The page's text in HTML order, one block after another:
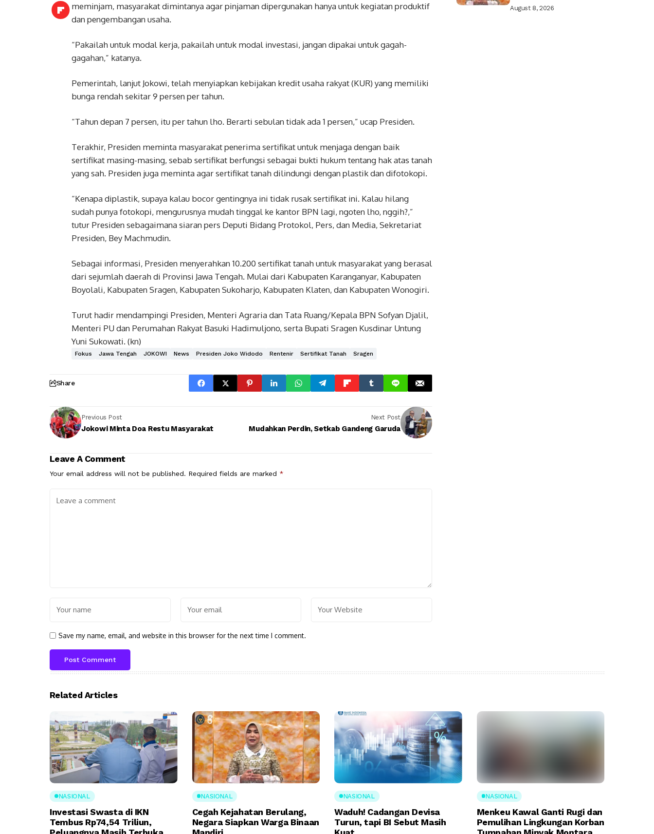
meminjam, masyarakat dimintanya agar pinjaman dipergunakan hanya untuk kegiatan produktif
dan pengembangan usaha.
“Pakailah untuk modal kerja, pakailah untuk modal investasi, jangan dipakai untuk gagah-
gagahan,” katanya.
Pemerintah, lanjut Jokowi, telah menyiapkan kebijakan kredit usaha rakyat (KUR) yang memiliki
bunga rendah sekitar 9 persen per tahun.
“Tahun depan 7 persen, itu per tahun lho. Berarti sebulan tidak ada 1 persen,” ucap Presiden.
Terakhir, Presiden meminta masyarakat penerima sertifikat untuk menjaga dengan baik
sertifikat masing-masing, sebab sertifikat berfungsi sebagai bukti hukum tentang hak atas tanah
yang sah. Presiden juga meminta agar sertifikat tanah dilindungi dengan plastik dan difotokopi.
“Kenapa diplastik, supaya kalau bocor gentingnya ini tidak rusak sertifikat ini. Kalau hilang
sudah punya fotokopi, mengurusnya mudah tinggal ke kantor BPN lagi, ngoten lho, nggih?,”
tutur Presiden sebagaimana siaran pers Deputi Bidang Protokol, Pers, dan Media, Sekretariat
Presiden, Bey Machmudin.
Sebagai informasi, Presiden menyerahkan 10.200 sertifikat tanah untuk masyarakat yang berasal
dari sejumlah daerah di Provinsi Jawa Tengah. Mulai dari Kabupaten Karanganyar, Kabupaten
Boyolali, Kabupaten Sragen, Kabupaten Sukoharjo, Kabupaten Klaten, dan Kabupaten Wonogiri.
Turut hadir mendampingi Presiden, Menteri Agraria dan Tata Ruang/Kepala BPN Sofyan Djalil,
Menteri PU dan Perumahan Rakyat Basuki Hadimuljono, serta Bupati Sragen Kusdinar Untung
Yuni Sukowati. (kn)
Fokus Jawa Tengah JOKOWI News Presiden Joko Widodo Rentenir Sertifikat Tanah Sragen
Share
Previous Post
Jokowi Minta Doa Restu Masyarakat
Next Post
Mudahkan Perdin, Setkab Gandeng Garuda
Leave A Comment
Your email address will not be published. Required fields are marked *
Save my name, email, and website in this browser for the next time I comment.
August 8, 2026
Related Articles
NASIONAL
Investasi Swasta di IKN
Tembus Rp74,54 Triliun,
NASIONAL
Cegah Kejahatan Berulang,
Negara Siapkan Warga Binaan
NASIONAL
Waduh! Cadangan Devisa
Turun, tapi BI Sebut Masih
NASIONAL
Menkeu Kawal Ganti Rugi dan
Pemulihan Lingkungan Korban